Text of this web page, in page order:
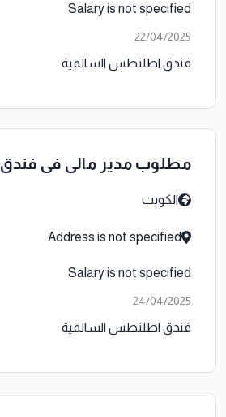
Salary is not specified
22/04/2025
فندق اطلنطس السالمية
مطلوب مدير مالي في فندق
الكويت
Address is not specified
Salary is not specified
24/04/2025
فندق اطلنطس السالمية